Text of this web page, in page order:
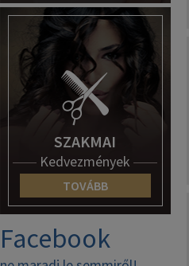
SZAKMAI
Kedvezmények
TOVÁBB
Facebook